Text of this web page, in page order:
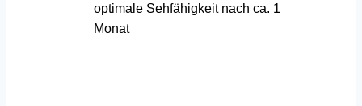
optimale Sehfähigkeit nach ca. 1
Monat